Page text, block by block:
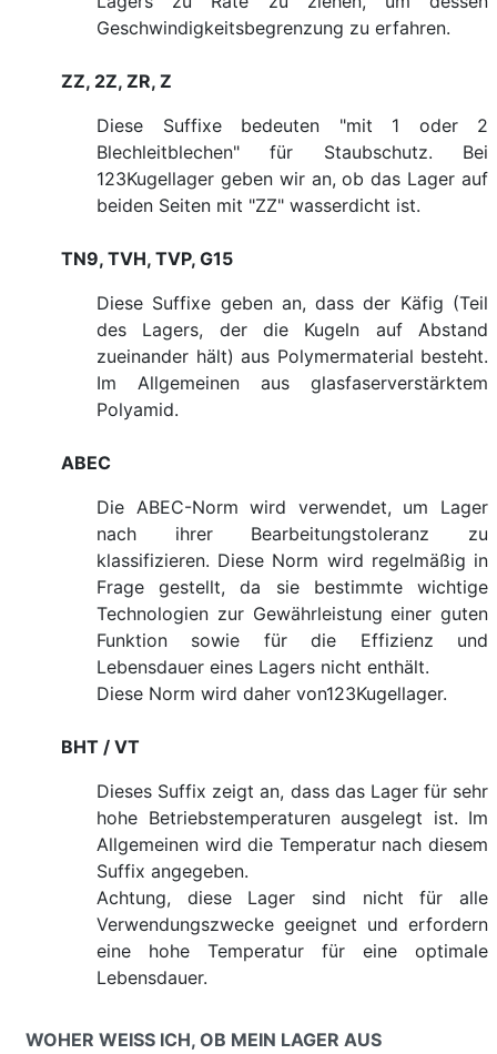
Geschwindigkeitsbegrenzung zu erfahren.
ZZ, 2Z, ZR, Z
Diese Suffixe bedeuten "mit 1 oder 2
Blechleitblechen" für Staubschutz. Bei
123Kugellager geben wir an, ob das Lager auf
beiden Seiten mit "ZZ" wasserdicht ist.
TN9, TVH, TVP, G15
Diese Suffixe geben an, dass der Käfig (Teil
des Lagers, der die Kugeln auf Abstand
zueinander hält) aus Polymermaterial besteht.
Im Allgemeinen aus glasfaserverstärktem
Polyamid.
ABEC
Die ABEC-Norm wird verwendet, um Lager
nach ihrer Bearbeitungstoleranz zu
klassifizieren. Diese Norm wird regelmäßig in
Frage gestellt, da sie bestimmte wichtige
Technologien zur Gewährleistung einer guten
Funktion sowie für die Effizienz und
Lebensdauer eines Lagers nicht enthält.
Diese Norm wird daher von123Kugellager.
BHT / VT
Dieses Suffix zeigt an, dass das Lager für sehr
hohe Betriebstemperaturen ausgelegt ist. Im
Allgemeinen wird die Temperatur nach diesem
Suffix angegeben.
Achtung, diese Lager sind nicht für alle
Verwendungszwecke geeignet und erfordern
eine hohe Temperatur für eine optimale
Lebensdauer.
WOHER WEISS ICH, OB MEIN LAGER AUS E